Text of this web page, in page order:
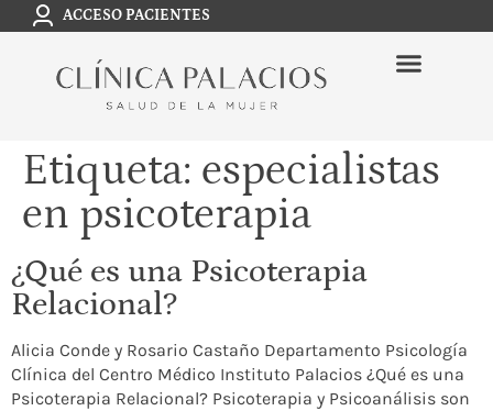
ACCESO PACIENTES
Etiqueta: especialistas
en psicoterapia
¿Qué es una Psicoterapia
Relacional?
Alicia Conde y Rosario Castaño Departamento Psicología
Clínica del Centro Médico Instituto Palacios ¿Qué es una
Psicoterapia Relacional? Psicoterapia y Psicoanálisis son